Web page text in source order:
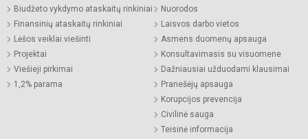
Biudžeto vykdymo ataskaitų rinkiniai
Finansinių ataskaitų rinkiniai
Lėšos veiklai viešinti
Projektai
Viešieji pirkimai
1,2% parama
Nuorodos
Laisvos darbo vietos
Asmens duomenų apsauga
Konsultavimasis su visuomene
Dažniausiai užduodami klausimai
Pranešėjų apsauga
Korupcijos prevencija
Civilinė sauga
Teisinė informacija